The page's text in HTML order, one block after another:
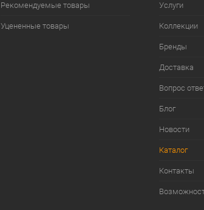
Рекомендуемые товары
Уцененные товары
Услуги
Коллекции
Бренды
Доставка
Вопрос
Блог
Новости
Каталог
Контакты